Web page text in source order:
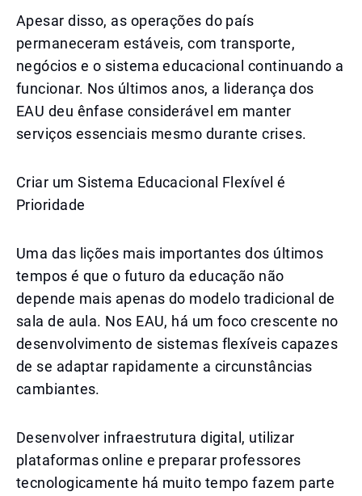
Apesar disso, as operações do país
permaneceram estáveis, com transporte,
negócios e o sistema educacional continuando a
funcionar. Nos últimos anos, a liderança dos
EAU deu ênfase considerável em manter
serviços essenciais mesmo durante crises.
Criar um Sistema Educacional Flexível é
Prioridade
Uma das lições mais importantes dos últimos
tempos é que o futuro da educação não
depende mais apenas do modelo tradicional de
sala de aula. Nos EAU, há um foco crescente no
desenvolvimento de sistemas flexíveis capazes
de se adaptar rapidamente a circunstâncias
cambiantes.
Desenvolver infraestrutura digital, utilizar
plataformas online e preparar professores
tecnologicamente há muito tempo fazem parte